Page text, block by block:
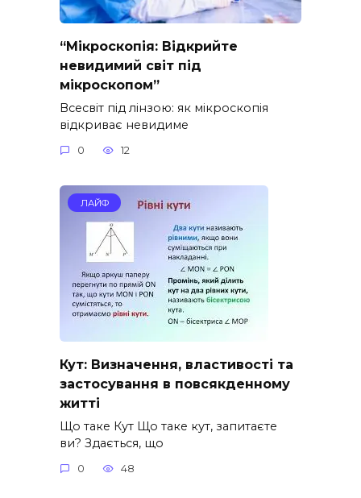
“Мікроскопія: Відкрийте
невидимий світ під
мікроскопом”
Всесвіт під лінзою: як мікроскопія
відкриває невидиме
0 12
ЛАЙФ
Кут: Визначення, властивості та
застосування в повсякденному
житті
Що таке Кут Що таке кут, запитаєте
ви? Здається, що
0 48